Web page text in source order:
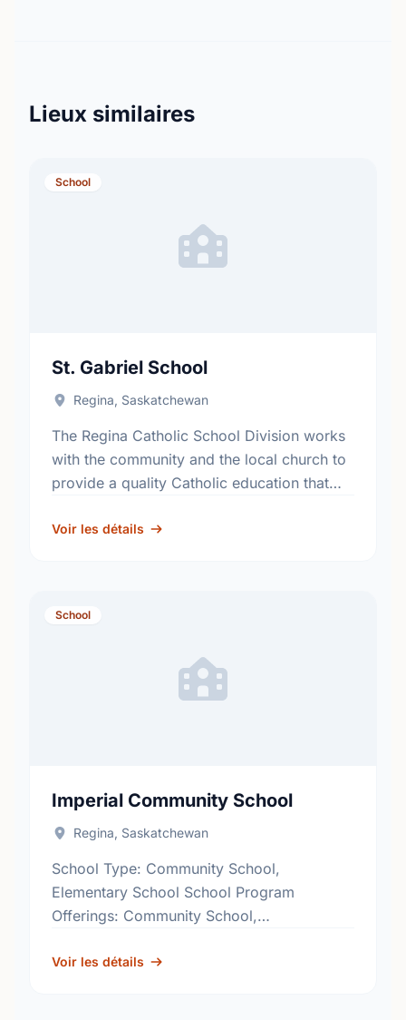
Lieux similaires
School
St. Gabriel School
Regina, Saskatchewan
The Regina Catholic School Division works
with the community and the local church to
provide a quality Catholic education that
development of informed, responsible
Voir les détails
School
Imperial Community School
Regina, Saskatchewan
School Type: Community School,
Elementary School School Program
Offerings: Community School,
Reading Effects
Voir les détails